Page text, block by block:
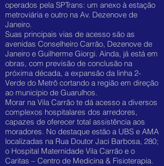
operados pela SPTrans: um anexo à estação
metroviária e outro na Av. Dezenove de
Janeiro.
Suas principais vias de acesso são as
avenidas Conselheiro Carrão, Dezenove de
Janeiro e Guilherme Giorgi. Ainda, já está em
obras, com previsão de conclusão na
próxima década, a expansão da linha 2-
Verde do Metrô cortando a região em direção
ao município de Guarulhos.
Morar na Vila Carrão te dá acesso a diversos
complexos hospitalares dos arredores,
capazes de oferecer total assistência aos
moradores. No destaque estão a UBS e AMA
localizadas na Rua Doutor Jaci Barbosa, 280;
o Hospital Maternidade Vila Carrão e o
Caritas – Centro de Medicina & Fisioterapia.